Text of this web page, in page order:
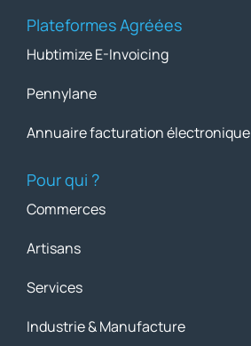
Plateformes Agréées
Hubtimize E-Invoicing
Pennylane
Annuaire facturation électronique
Pour qui ?
Commerces
Artisans
Services
Industrie & Manufacture